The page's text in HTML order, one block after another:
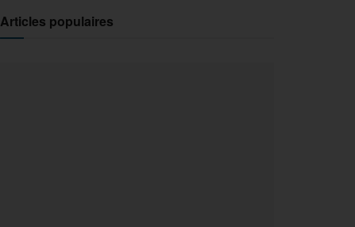
Articles populaires